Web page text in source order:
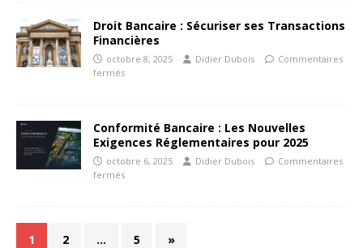
Droit Bancaire : Sécuriser ses Transactions
Financières
octobre 8, 2025 Didier Dubois
Commentaires
fermés
Conformité Bancaire : Les Nouvelles
Exigences Réglementaires pour 2025
octobre 6, 2025 Didier Dubois
Commentaires
fermés
1 2 … 5 »